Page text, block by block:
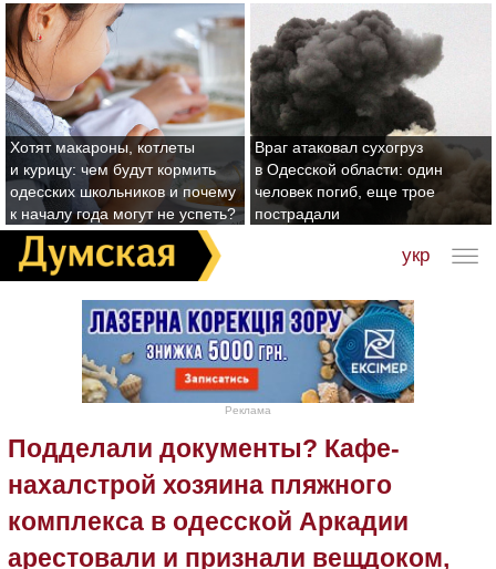
Хотят макароны, котлеты
и курицу: чем будут кормить
одесских школьников и почему
к началу года могут не успеть?
Враг атаковал сухогруз
в Одесской области: один
человек погиб, еще трое
пострадали
укр
Реклама
Подделали документы? Кафе-
нахалстрой хозяина пляжного
комплекса в одесской Аркадии
арестовали и признали вещдоком,